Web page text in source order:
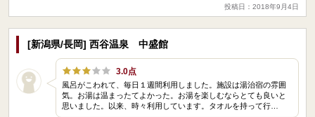
投稿日：2018年9月4日
[新潟県/長岡] 西谷温泉 中盛館
3.0点
風呂がこわれて、毎日１週間利用しました。施設は湯治宿の雰囲
気。お湯は温まったてよかった。お湯を楽しむならとても良いと
思いました。以来、時々利用しています。タオルを持って行…